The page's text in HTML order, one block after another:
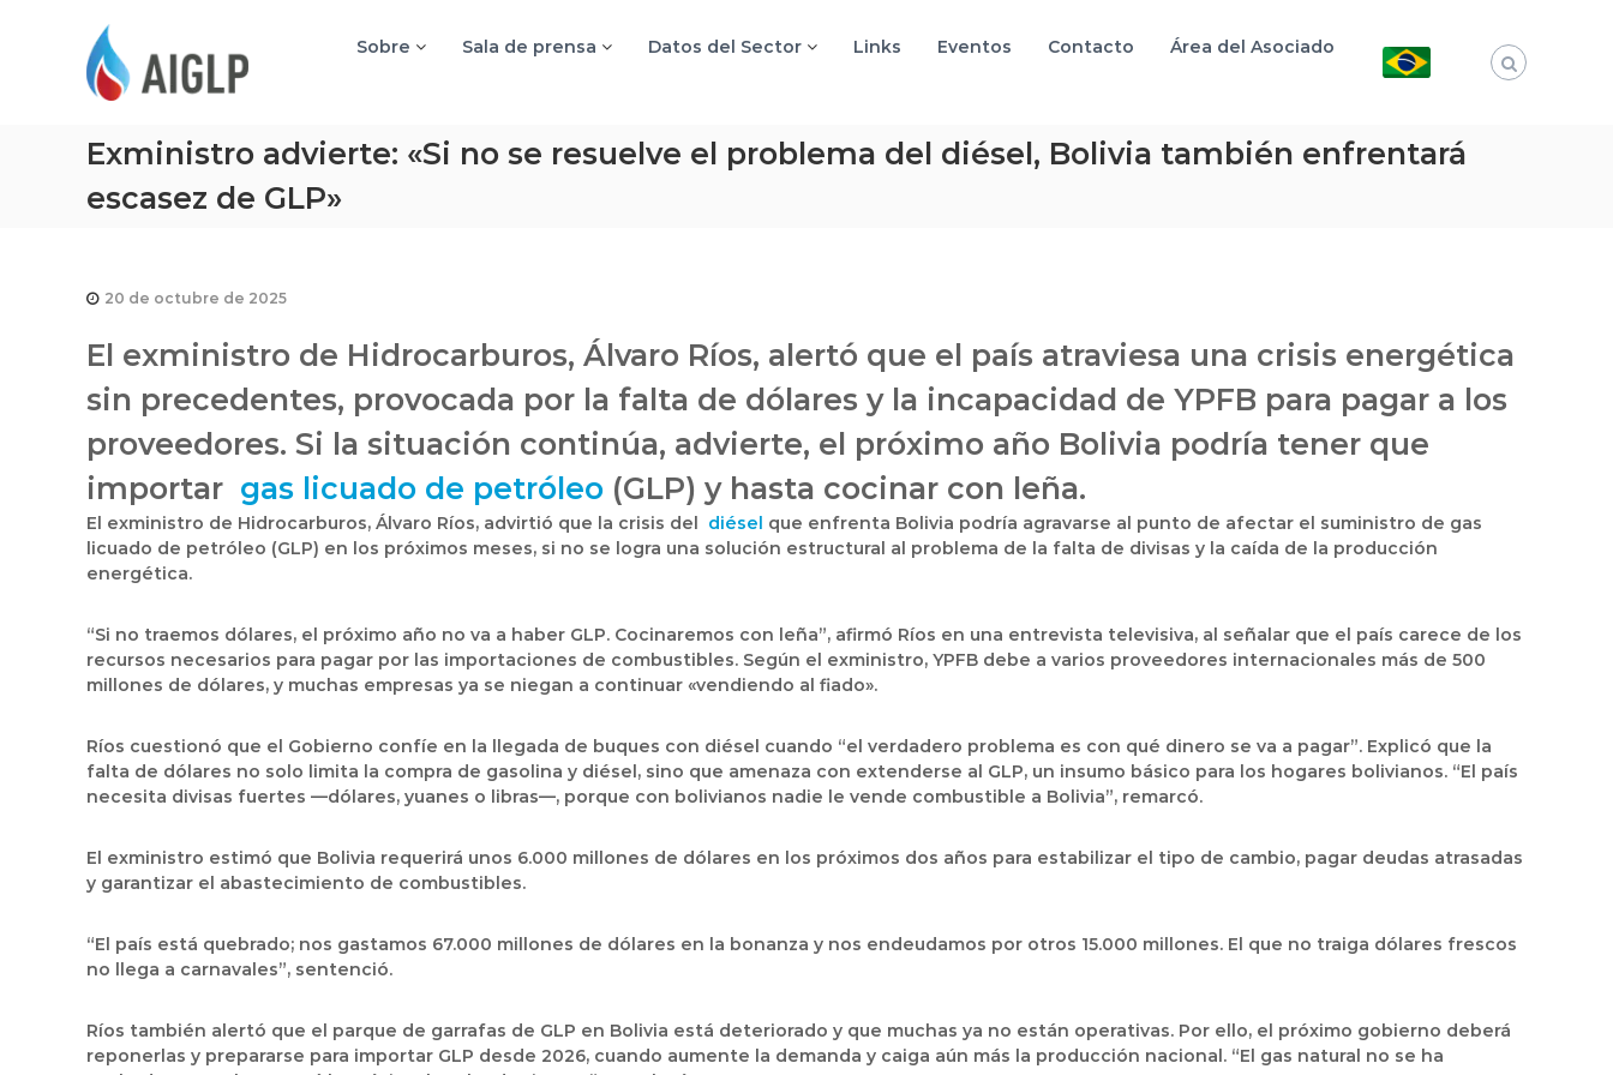
Sobre Sala de prensa Datos del Sector Links Eventos Contacto Área del Asociado
Exministro advierte: «Si no se resuelve el problema del diésel, Bolivia también enfrentará
escasez de GLP»
20 de octubre de 2025
El exministro de Hidrocarburos, Álvaro Ríos, alertó que el país atraviesa una crisis energética
sin precedentes, provocada por la falta de dólares y la incapacidad de YPFB para pagar a los
proveedores. Si la situación continúa, advierte, el próximo año Bolivia podría tener que
importar gas licuado de petróleo (GLP) y hasta cocinar con leña.
El exministro de Hidrocarburos, Álvaro Ríos, advirtió que la crisis del diésel que enfrenta Bolivia podría agravarse al punto de afectar el suministro de gas
licuado de petróleo (GLP) en los próximos meses, si no se logra una solución estructural al problema de la falta de divisas y la caída de la producción
energética.
“Si no traemos dólares, el próximo año no va a haber GLP. Cocinaremos con leña”, afirmó Ríos en una entrevista televisiva, al señalar que el país carece de los
recursos necesarios para pagar por las importaciones de combustibles. Según el exministro, YPFB debe a varios proveedores internacionales más de 500
millones de dólares, y muchas empresas ya se niegan a continuar «vendiendo al fiado».
Ríos cuestionó que el Gobierno confíe en la llegada de buques con diésel cuando “el verdadero problema es con qué dinero se va a pagar”. Explicó que la
falta de dólares no solo limita la compra de gasolina y diésel, sino que amenaza con extenderse al GLP, un insumo básico para los hogares bolivianos. “El país
necesita divisas fuertes —dólares, yuanes o libras—, porque con bolivianos nadie le vende combustible a Bolivia”, remarcó.
El exministro estimó que Bolivia requerirá unos 6.000 millones de dólares en los próximos dos años para estabilizar el tipo de cambio, pagar deudas atrasadas
y garantizar el abastecimiento de combustibles.
“El país está quebrado; nos gastamos 67.000 millones de dólares en la bonanza y nos endeudamos por otros 15.000 millones. El que no traiga dólares frescos
no llega a carnavales”, sentenció.
Ríos también alertó que el parque de garrafas de GLP en Bolivia está deteriorado y que muchas ya no están operativas. Por ello, el próximo gobierno deberá
reponerlas y prepararse para importar GLP desde 2026, cuando aumente la demanda y caiga aún más la producción nacional. “El gas natural no se ha